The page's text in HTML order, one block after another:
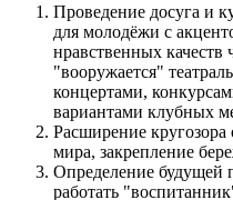
Проведение досуга и
для молодёжи с
нравственных качеств
"вооружается"
концертами,
вариантами клубных
Расширение
мира, закрепление
Определение будущей
работать